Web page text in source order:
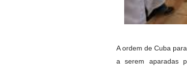
A ordem de Cuba
a serem aparadas